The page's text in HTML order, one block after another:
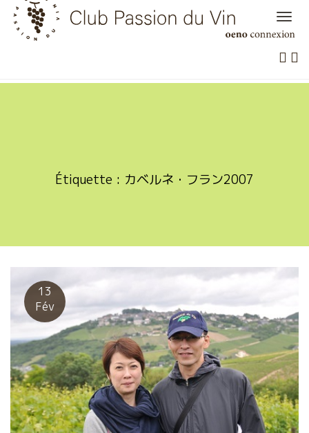
Skip
content
Étiquette : カベルネ・フラン2007
13
Fév